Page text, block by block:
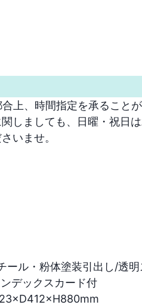
上、時間指定を承ることが
しましても、日曜・祝日
いませ。
ール・粉体塗装引出し/透明
デックスカード付